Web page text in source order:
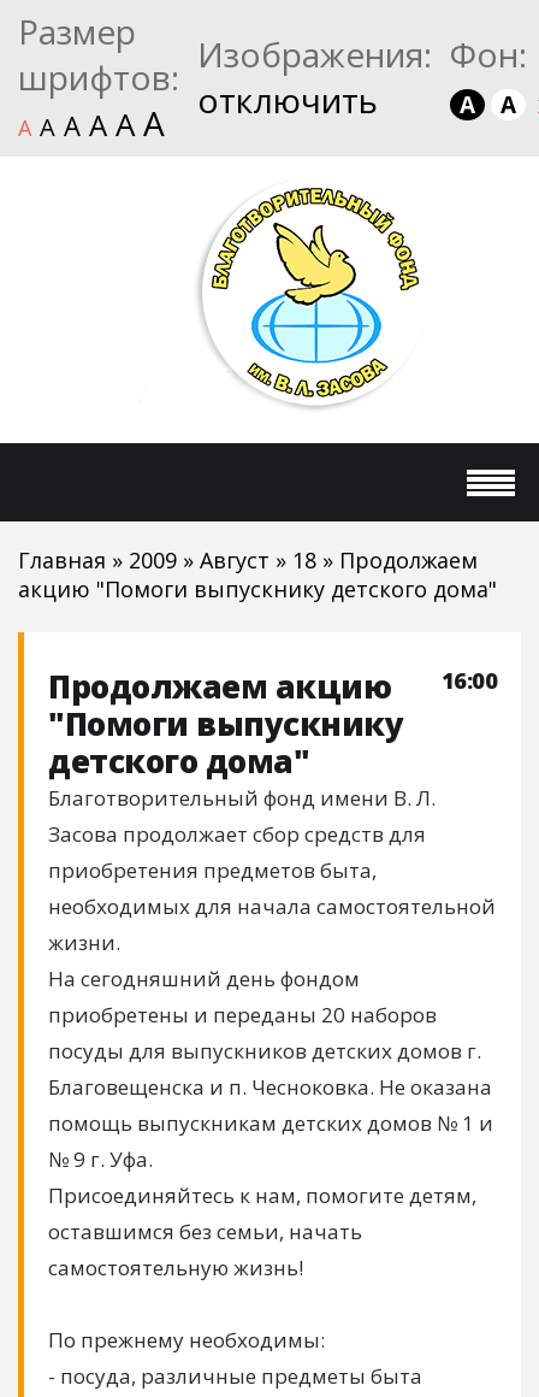
Размер
шрифтов:
A A A A AA
Изображения:
отключить
Фон:
A A
Главная » 2009 » Август » 18 » Продолжаем
акцию "Помоги выпускнику детского дома"
16:00
Продолжаем акцию
"Помоги выпускнику
детского дома"
Благотворительный фонд имени В. Л.
Засова продолжает сбор средств для
приобретения предметов быта,
необходимых для начала самостоятельной
жизни.
На сегодняшний день фондом
приобретены и переданы 20 наборов
посуды для выпускников детских домов г.
Благовещенска и п. Чесноковка. Не оказана
помощь выпускникам детских домов № 1 и
№ 9 г. Уфа.
Присоединяйтесь к нам, помогите детям,
оставшимся без семьи, начать
самостоятельную жизнь!
По прежнему необходимы:
- посуда, различные предметы быта